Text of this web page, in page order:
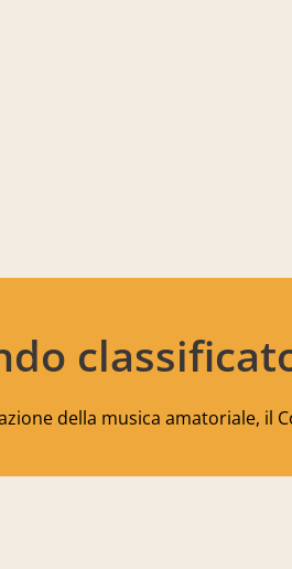
della musica amatoriale, il